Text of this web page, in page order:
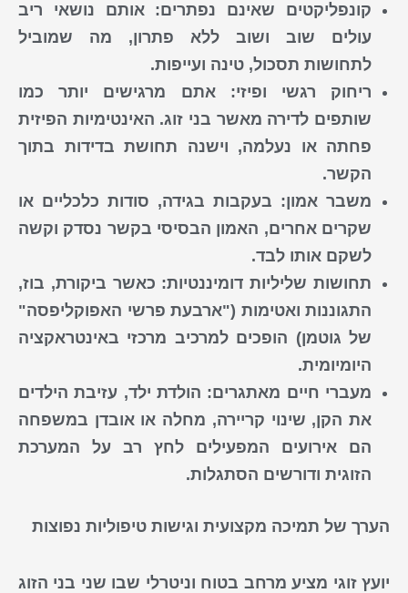
קונפליקטים שאינם נפתרים: אותם נושאי ריב
עולים שוב ושוב ללא פתרון, מה שמוביל
לתחושות תסכול, טינה ועייפות.
ריחוק רגשי ופיזי: אתם מרגישים יותר כמו
שותפים לדירה מאשר בני זוג. האינטימיות הפיזית
פחתה או נעלמה, וישנה תחושת בדידות בתוך
הקשר.
משבר אמון: בעקבות בגידה, סודות כלכליים או
שקרים אחרים, האמון הבסיסי בקשר נסדק וקשה
לשקם אותו לבד.
תחושות שליליות דומיננטיות: כאשר ביקורת, בוז,
התגוננות ואטימות ("ארבעת פרשי האפוקליפסה"
של גוטמן) הופכים למרכיב מרכזי באינטראקציה
היומיומית.
מעברי חיים מאתגרים: הולדת ילד, עזיבת הילדים
את הקן, שינוי קריירה, מחלה או אובדן במשפחה
הם אירועים המפעילים לחץ רב על המערכת
הזוגית ודורשים הסתגלות.
הערך של תמיכה מקצועית וגישות טיפוליות נפוצות
יועץ זוגי מציע מרחב בטוח וניטרלי שבו שני בני הזוג